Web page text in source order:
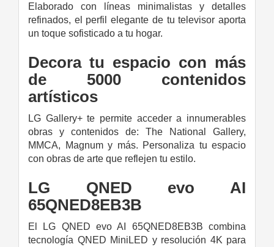
Elaborado con líneas minimalistas y detalles
refinados, el perfil elegante de tu televisor aporta
un toque sofisticado a tu hogar.
Decora tu espacio con más
de 5000 contenidos
artísticos
LG Gallery+ te permite acceder a innumerables
obras y contenidos de: The National Gallery,
MMCA, Magnum y más. Personaliza tu espacio
con obras de arte que reflejen tu estilo.
LG QNED evo AI
65QNED8EB3B
El LG QNED evo AI 65QNED8EB3B combina
tecnología QNED MiniLED y resolución 4K para